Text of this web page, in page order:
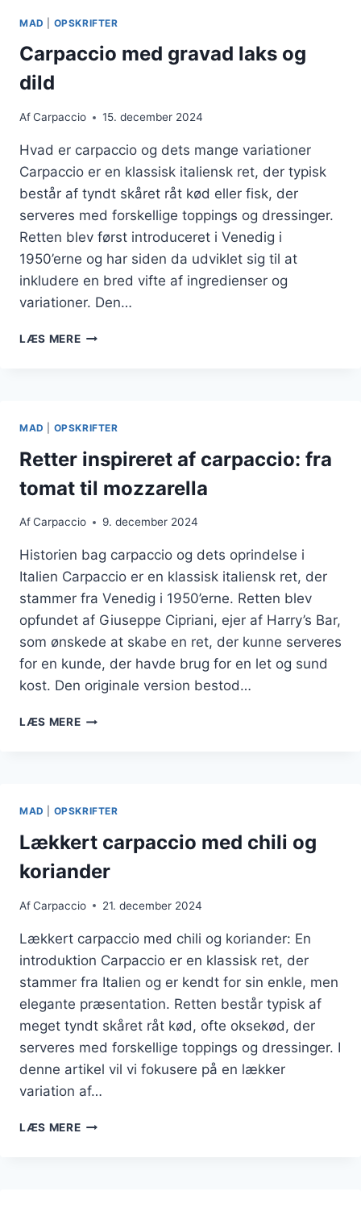
MAD OPSKRIFTER
Carpaccio med gravad laks og
dild
AfCarpaccio 15. december 2024
Hvad er carpaccio og dets mange variationer
Carpaccio er en klassisk italiensk ret, der typisk
består af tyndt skåret råt kød eller fisk, der
serveres med forskellige toppings og dressinger.
Retten blev først introduceret i Venedig i
1950’erne og har siden da udviklet sig til at
inkludere en bred vifte af ingredienser og
variationer. Den…
LÆS MERECARPACCIO
MAD OPSKRIFTER
Retter inspireret af carpaccio: fra
tomat til mozzarella
AfCarpaccio 9. december 2024
Historien bag carpaccio og dets oprindelse i
Italien Carpaccio er en klassisk italiensk ret, der
stammer fra Venedig i 1950’erne. Retten blev
opfundet af Giuseppe Cipriani, ejer af Harry’s Bar,
som ønskede at skabe en ret, der kunne serveres
for en kunde, der havde brug for en let og sund
kost. Den originale version bestod…
LÆS MERERETTER
MOZZARELLA
MAD OPSKRIFTER
Lækkert carpaccio med chili og
koriander
AfCarpaccio 21. december 2024
Lækkert carpaccio med chili og koriander: En
introduktion Carpaccio er en klassisk ret, der
stammer fra Italien og er kendt for sin enkle, men
elegante præsentation. Retten består typisk af
meget tyndt skåret råt kød, ofte oksekød, der
serveres med forskellige toppings og dressinger. I
denne artikel vil vi fokusere på en lækker
variation af…
LÆS MERELÆKKERT